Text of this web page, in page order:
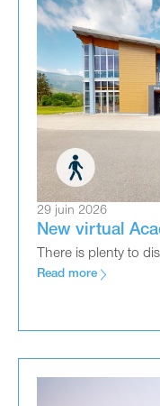
29 juin 2026
New virtual
There is plenty to
Read more